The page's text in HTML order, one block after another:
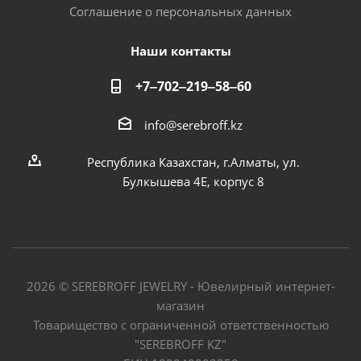
Соглашение о персональных данных
Наши контакты
+7‒702‒219‒58‒60
info@serebroff.kz
Республика Казахстан, г.Алматы, ул.
Булкышева 4Е, корпус 8
2026 © SEREBROFF JEWELRY - Ювелирный интернет-
магазин
Товарищество с ограниченной ответственностью
"SEREBROFF KZ"